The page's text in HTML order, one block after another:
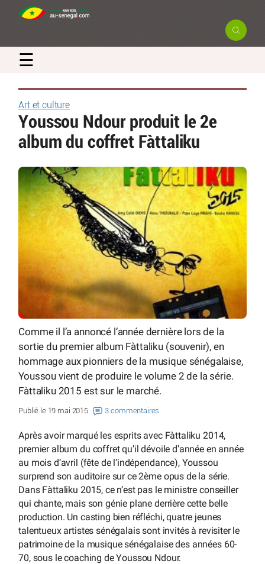
☰
Art et culture
Youssou Ndour produit le 2e
album du coffret Fàttaliku
Comme il l’a annoncé l’année dernière lors de la
sortie du premier album Fàttaliku (souvenir), en
hommage aux pionniers de la musique sénégalaise,
Youssou vient de produire le volume 2 de la série.
Fàttaliku 2015 est sur le marché.
Publié le 19 mai 2015 3 commentaires
Après avoir marqué les esprits avec Fàttaliku 2014,
premier album du coffret qu’il dévoile d’année en année
au mois d’avril (fête de l’indépendance), Youssou
surprend son auditoire sur ce 2ème opus de la série.
Dans Fàttaliku 2015, ce n’est pas le ministre conseiller
qui chante, mais son génie plane derrière cette belle
production. Un casting bien réfléchi, quatre jeunes
talentueux artistes sénégalais sont invités à revisiter le
patrimoine de la musique sénégalaise des années 60-
70, sous le coaching de Youssou Ndour.